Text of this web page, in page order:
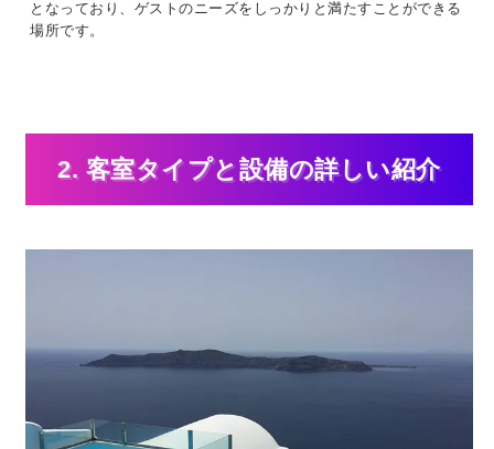
となっており、ゲストのニーズをしっかりと満たすことができる
場所です。
2. 客室タイプと設備の詳しい紹介